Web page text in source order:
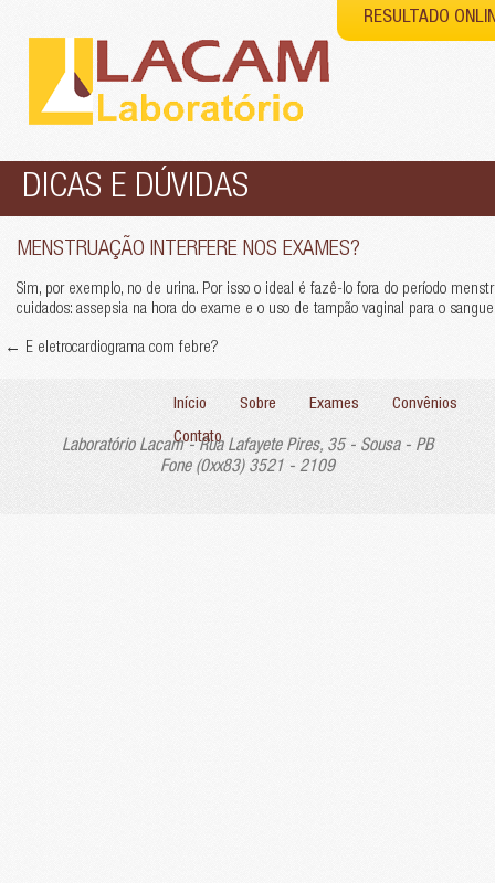
RESULTADO
DICAS E DÚVIDAS
MENSTRUAÇÃO INTERFERE NOS EXAMES?
Sim, por exemplo, no de urina. Por isso o ideal é fazê-lo fora do período
cuidados: assepsia na hora do exame e o uso de tampão vaginal para o
← E eletrocardiograma com febre?
Início Sobre Exames
Convênios
Contato
Laboratório Lacam - Rua Lafayete Pires, 35 - Sousa - PB
Fone (0xx83) 3521 - 2109